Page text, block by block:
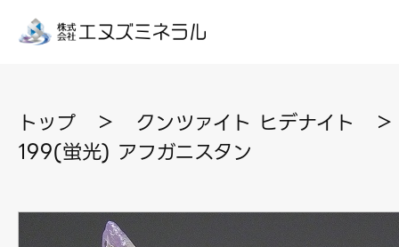
トップ ＞ クンツァイト ヒデナイト
＞
199(蛍光) アフガニスタン